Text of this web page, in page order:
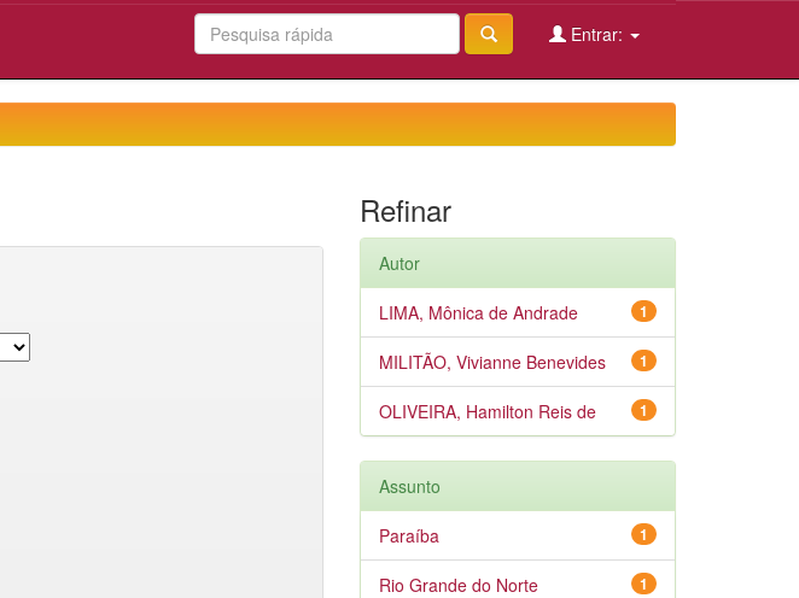
Entrar:
Refinar
Autor
1
LIMA, Mônica de Andrade
1
MILITÃO, Vivianne Benevides
1
OLIVEIRA, Hamilton Reis de
Assunto
1
Paraíba
1
Rio Grande do Norte